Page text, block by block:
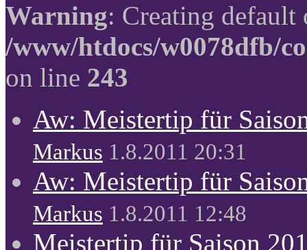
Warning: Creating
/www/htdocs/w0078dfb/
on line 243
Aw: Meistertip für
Markus 1.8.2011 20:31
Aw: Meistertip für
Markus 1.8.2011 12:48
Meistertip für Saison